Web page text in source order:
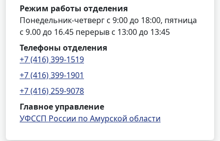
Режим работы отделения
Понедельник-четверг с 9:00 до 18:00, пятница
с 9.00 до 16.45 перерыв с 13:00 до 13:45
Телефоны отделения
+7 (416) 399-1519
+7 (416) 399-1901
+7 (416) 259-9078
Главное управление
УФССП России по Амурской области